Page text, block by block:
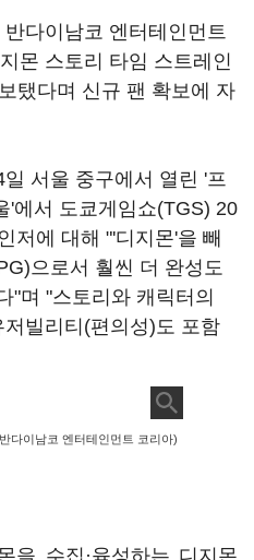
다이남코 엔터테인먼트
몬 스토리 타임 스트레인
탰다며 신규 팬 확보에 자
서울 중구에서 열린 '프
'에서 도쿄게임쇼(TGS) 20
저에 대해 "'디지몬'을 빼
으로서 훨씬 더 완성도
"며 "스토리와 캐릭터의
빌리티(편의성)도 포함
다이남코 엔터테인먼트 코리아)
을 수집·육성하는 디지몬